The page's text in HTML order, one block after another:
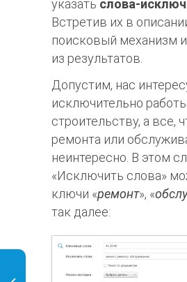
указать слова-
Встретив их в
поисковый механизм
из результатов.
Допустим, нас
исключительно
строительству, а все,
ремонта или
неинтересно. В этом
«Исключить слова»
ключи «ремонт», «
так далее: